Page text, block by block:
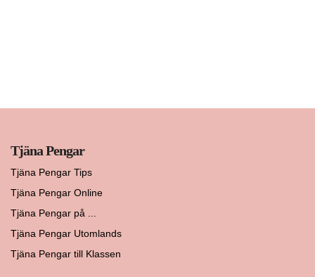
Tjäna Pengar
Tjäna Pengar Tips
Tjäna Pengar Online
Tjäna Pengar på ...
Tjäna Pengar Utomlands
Tjäna Pengar till Klassen